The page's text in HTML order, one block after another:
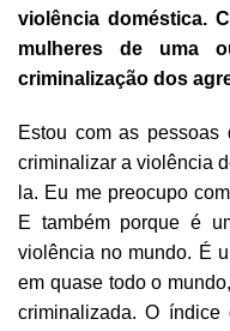
violência doméstica.
mulheres de uma
criminalização dos
Estou com as pessoas
criminalizar a violência
la. Eu me preocupo
E também porque é
violência no mundo. É
em quase todo o
criminalizada. O